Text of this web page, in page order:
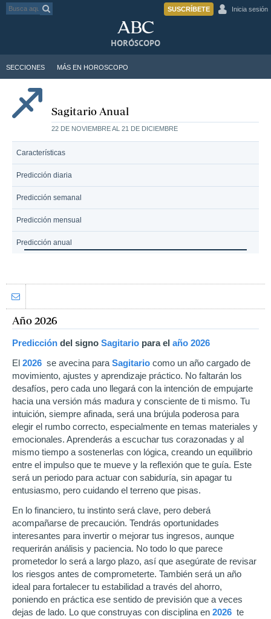
SUSCRÍBETE Inicia sesión
SECCIONES MÁS EN HOROSCOPO
HORÓSCOPO
Sagitario Anual
22 DE NOVIEMBRE AL 21 DE DICIEMBRE
Características
Predicción diaria
Predicción semanal
Predicción mensual
Predicción anual
Año 2026
Predicción del signo Sagitario para el año 2026
El 2026 se avecina para Sagitario como un año cargado de
movimiento, ajustes y aprendizaje práctico. No faltarán los
desafíos, pero cada uno llegará con la intención de empujarte
hacia una versión más madura y consciente de ti mismo. Tu
intuición, siempre afinada, será una brújula poderosa para
elegir el rumbo correcto, especialmente en temas materiales y
emocionales. Aprenderás a escuchar tus corazonadas y al
mismo tiempo a sostenerlas con lógica, creando un equilibrio
entre el impulso que te mueve y la reflexión que te guía. Este
será un periodo para actuar con sabiduría, sin apagar tu
entusiasmo, pero cuidando el terreno que pisas.
En lo financiero, tu instinto será clave, pero deberá
acompañarse de precaución. Tendrás oportunidades
interesantes para invertir o mejorar tus ingresos, aunque
requerirán análisis y paciencia. No todo lo que parece
prometedor lo será a largo plazo, así que asegúrate de revisar
los riesgos antes de comprometerte. También será un año
ideal para fortalecer tu estabilidad a través del ahorro,
poniendo en práctica ese sentido de previsión que a veces
dejas de lado. Lo que construyas con disciplina en 2026 te